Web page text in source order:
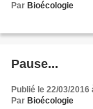
Par Bioécologie
Pause...
Publié le 22/03/2016
Par Bioécologie